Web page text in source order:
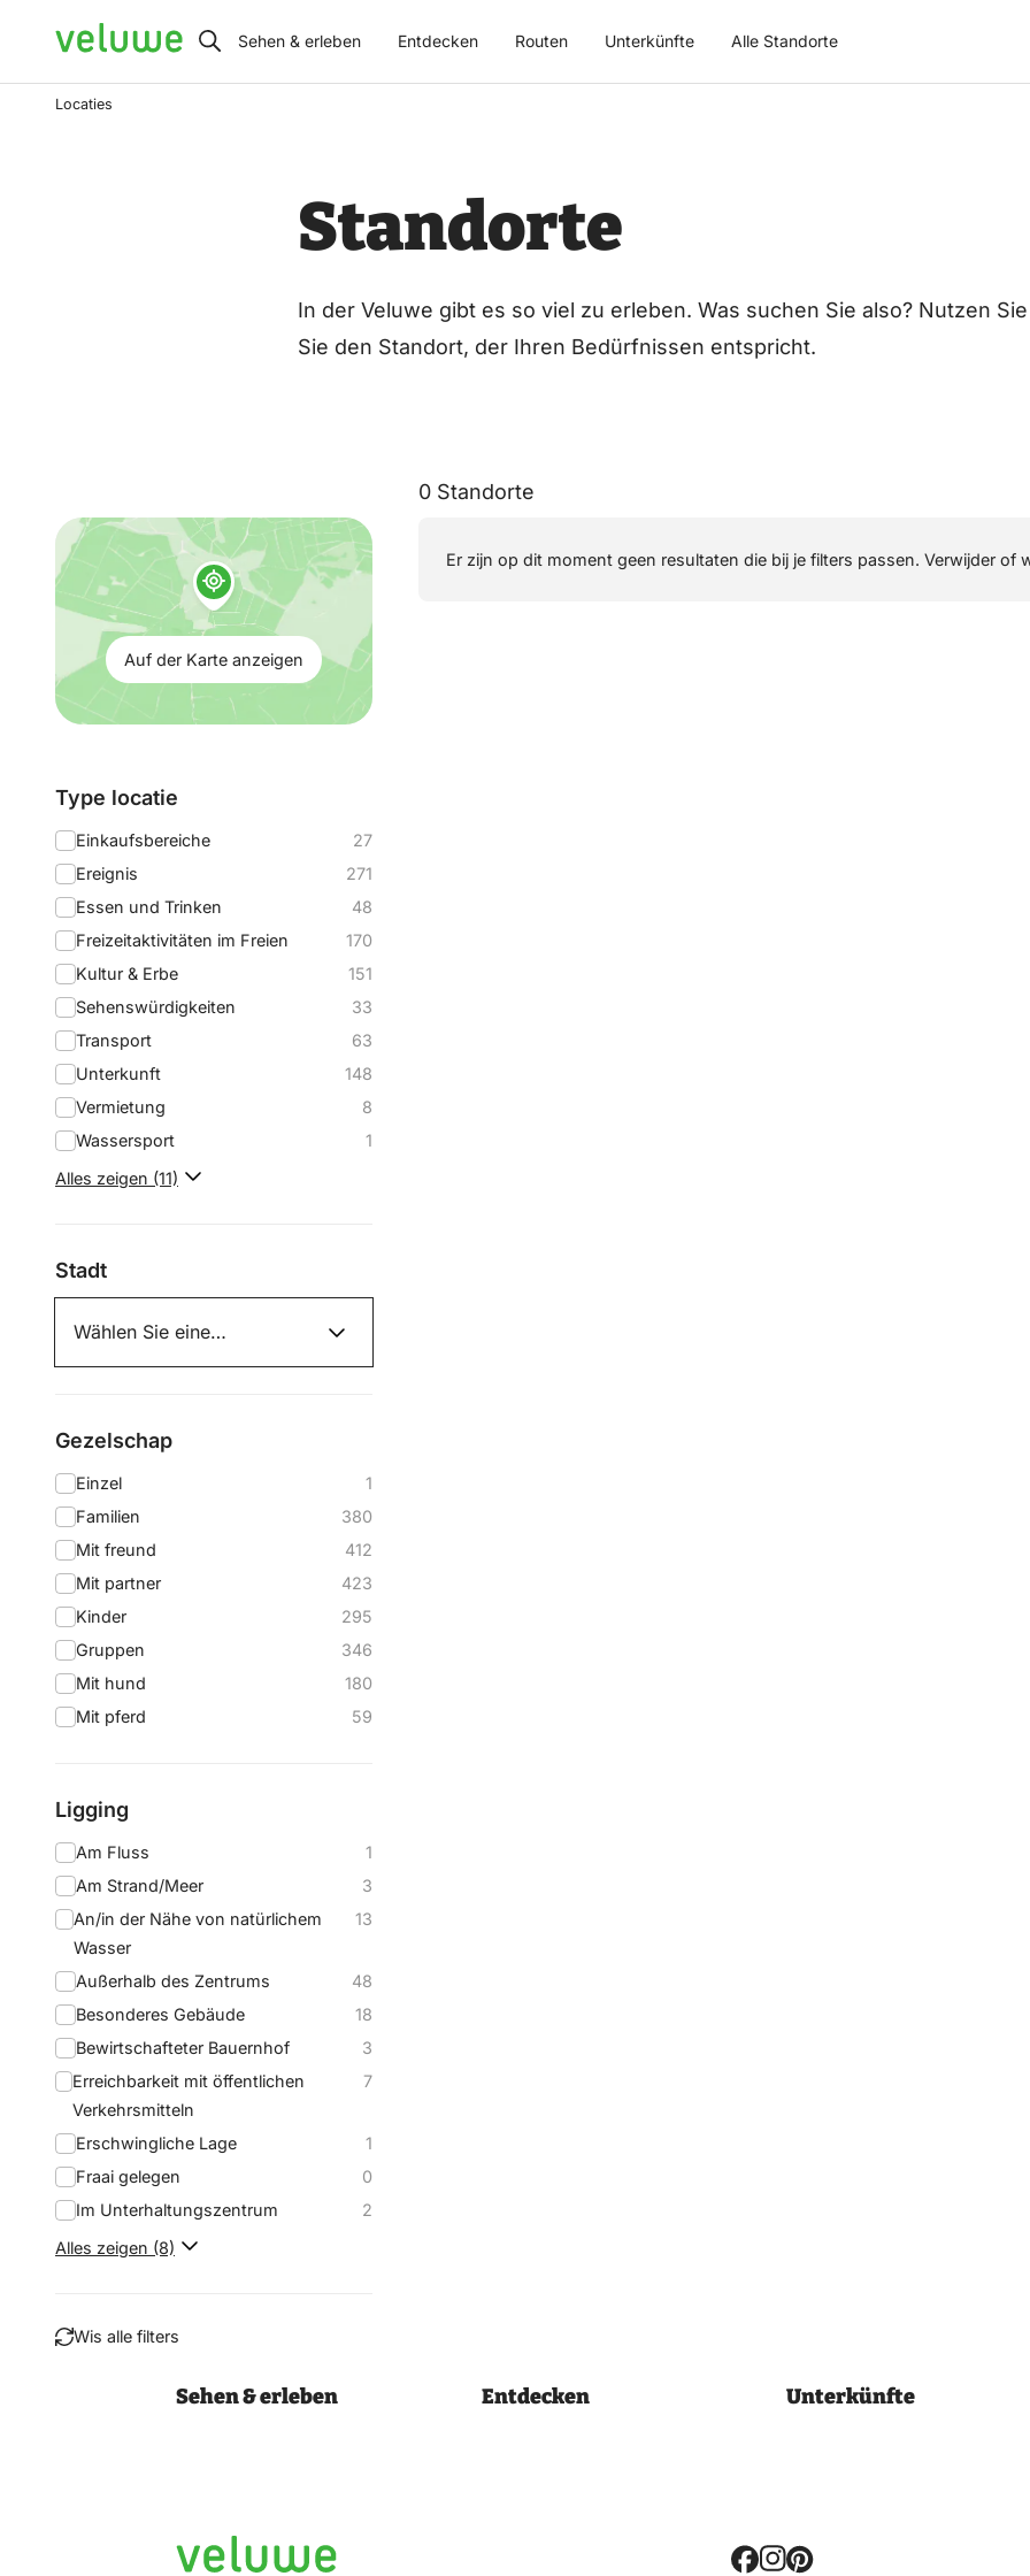
Veluwe Sehen & erleben Entdecken Routen Unterkünfte Alle Standorte
Locaties
Standorte
In der Veluwe gibt es so viel zu erleben. Was suchen Sie also? Nutzen
Sie den Standort, der Ihren Bedürfnissen entspricht.
0 Standorte
Er zijn op dit moment geen resultaten die bij je filters passen. Verwijder of
Auf
der
Karte
anzeigen:
Auf der Karte anzeigen
Filtern
nach:
Type locatie
Einkaufsbereiche
27
Ereignis
271
Essen und Trinken
48
Freizeitaktivitäten im Freien
170
Kultur & Erbe
151
Sehenswürdigkeiten
33
Transport
63
Unterkunft
148
Vermietung
8
Wassersport
1
Alles zeigen (11)
Stadt
Gezelschap
Einzel
1
Familien
380
Mit freund
412
Mit partner
423
Kinder
295
Gruppen
346
Mit hund
180
Mit pferd
59
Ligging
Am Fluss
1
Am Strand/Meer
3
An/in der Nähe von natürlichem
Wasser
13
Außerhalb des Zentrums
48
Besonderes Gebäude
18
Bewirtschafteter Bauernhof
3
Erreichbarkeit mit öffentlichen
Verkehrsmitteln
7
Erschwingliche Lage
1
Fraai gelegen
0
Im Unterhaltungszentrum
2
Alles zeigen (8)
Wis alle filters
Sehen & erleben Entdecken Unterkünfte